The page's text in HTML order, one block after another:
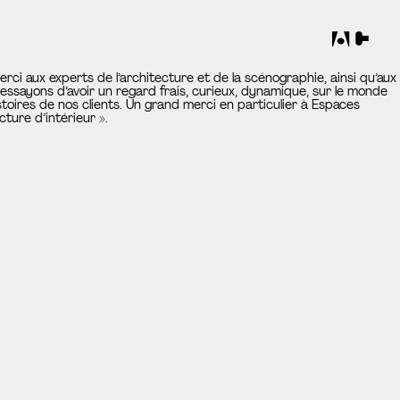
aux experts de l’architecture et de la scénographie, ainsi qu’aux
d’avoir un regard frais, curieux, dynamique, sur le monde
de nos clients. Un grand merci en particulier à Espaces
d’intérieur ».